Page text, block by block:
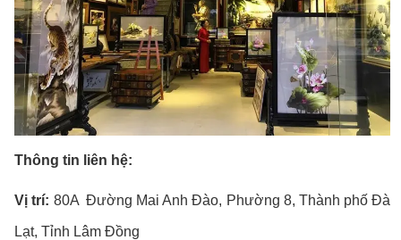
Thông tin liên hệ:
Vị trí: 80A Đường Mai Anh Đào, Phường 8, Thành phố Đà
Lạt, Tỉnh Lâm Đồng